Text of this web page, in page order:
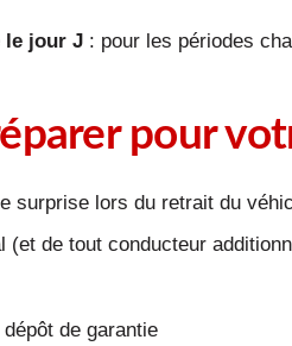
le jour J : pour les périodes
pour
surprise lors du retrait du
(et de tout conducteur
de garantie